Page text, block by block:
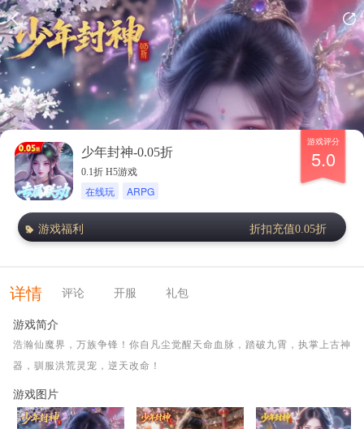
少年封神-0.05折
0.1折 H5游戏
在线玩 ARPG
游戏评分
5.0
游戏福利 折扣充值0.05折
详情 评论 开服 礼包
游戏简介
浩瀚仙魔界，万族争锋！你自凡尘觉醒天命血脉，踏破九霄，执掌上古神
器，驯服洪荒灵宠，逆天改命！
游戏图片